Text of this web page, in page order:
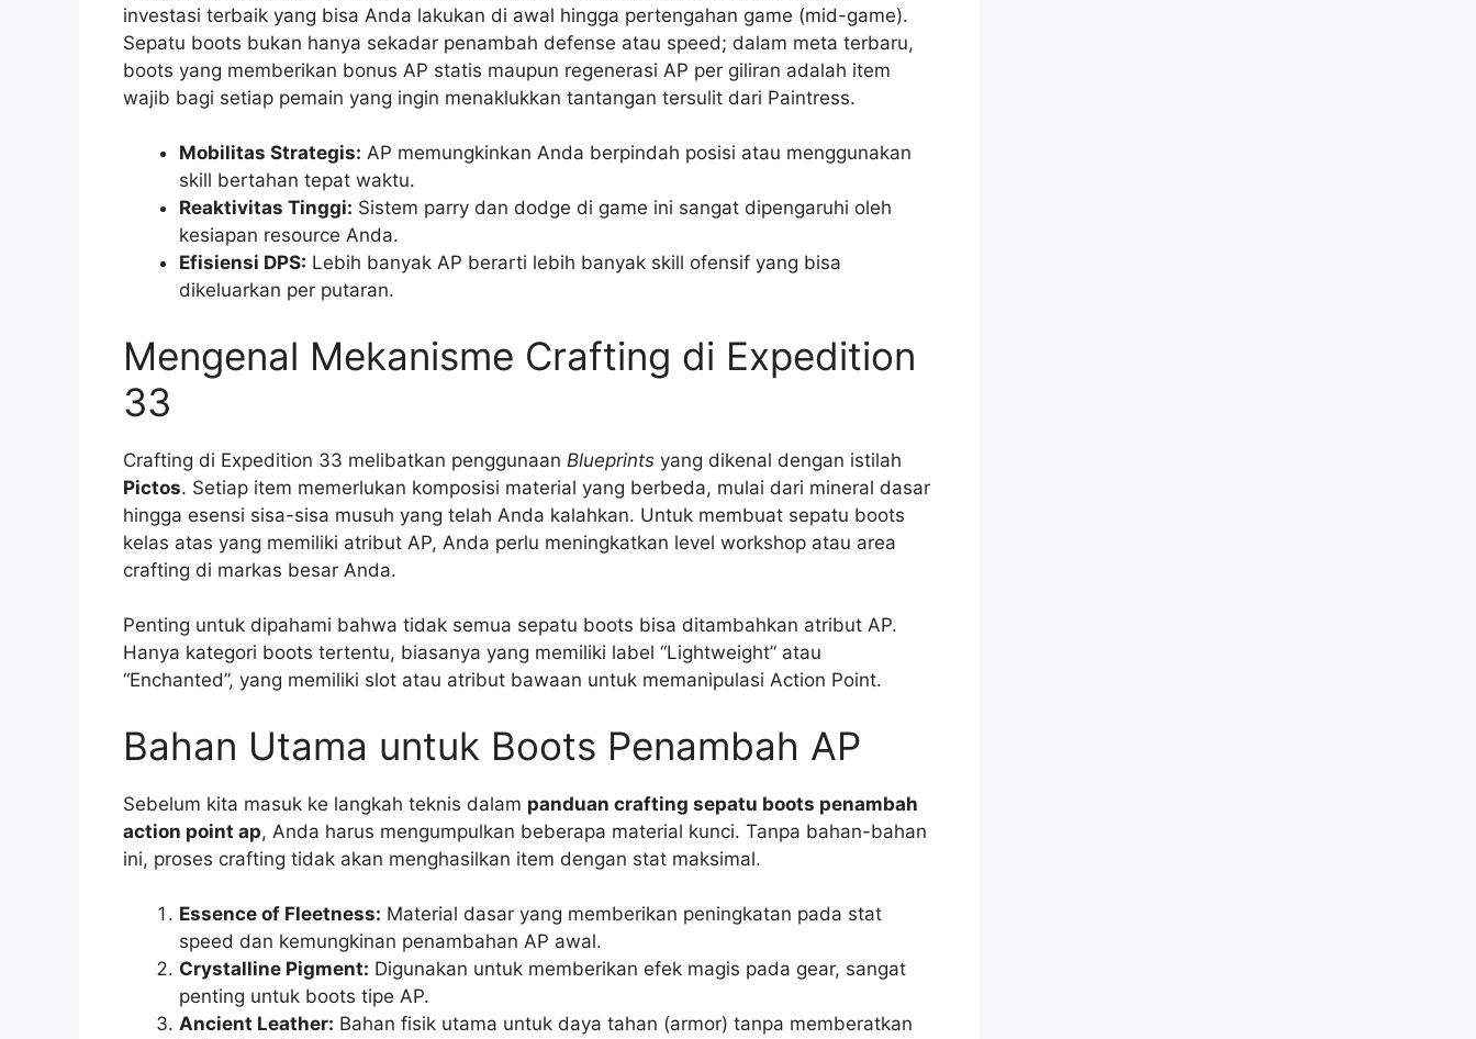
investasi terbaik yang bisa Anda lakukan di awal hingga pertengahan game (mid-game).
Sepatu boots bukan hanya sekadar penambah defense atau speed; dalam meta terbaru,
boots yang memberikan bonus AP statis maupun regenerasi AP per giliran adalah item
wajib bagi setiap pemain yang ingin menaklukkan tantangan tersulit dari Paintress.
Mobilitas Strategis: AP memungkinkan Anda berpindah posisi atau menggunakan
skill bertahan tepat waktu.
Reaktivitas Tinggi: Sistem parry dan dodge di game ini sangat dipengaruhi oleh
kesiapan resource Anda.
Efisiensi DPS: Lebih banyak AP berarti lebih banyak skill ofensif yang bisa
dikeluarkan per putaran.
Mengenal Mekanisme Crafting di Expedition
33
Crafting di Expedition 33 melibatkan penggunaan Blueprints yang dikenal dengan istilah
Pictos. Setiap item memerlukan komposisi material yang berbeda, mulai dari mineral dasar
hingga esensi sisa-sisa musuh yang telah Anda kalahkan. Untuk membuat sepatu boots
kelas atas yang memiliki atribut AP, Anda perlu meningkatkan level workshop atau area
crafting di markas besar Anda.
Penting untuk dipahami bahwa tidak semua sepatu boots bisa ditambahkan atribut AP.
Hanya kategori boots tertentu, biasanya yang memiliki label “Lightweight” atau
“Enchanted”, yang memiliki slot atau atribut bawaan untuk memanipulasi Action Point.
Bahan Utama untuk Boots Penambah AP
Sebelum kita masuk ke langkah teknis dalam panduan crafting sepatu boots penambah
action point ap, Anda harus mengumpulkan beberapa material kunci. Tanpa bahan-bahan
ini, proses crafting tidak akan menghasilkan item dengan stat maksimal.
Essence of Fleetness: Material dasar yang memberikan peningkatan pada stat
speed dan kemungkinan penambahan AP awal.
Crystalline Pigment: Digunakan untuk memberikan efek magis pada gear, sangat
penting untuk boots tipe AP.
Ancient Leather: Bahan fisik utama untuk daya tahan (armor) tanpa memberatkan